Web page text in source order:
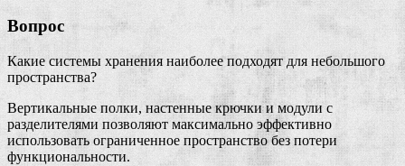
Вопрос
Какие системы хранения наиболее подходят для небольшого
пространства?
Вертикальные полки, настенные крючки и модули с
разделителями позволяют максимально эффективно
использовать ограниченное пространство без потери
функциональности.